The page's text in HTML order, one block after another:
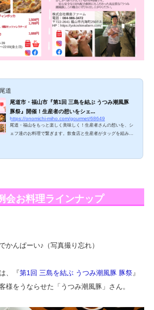
道
尾道市・福山市『第1回 三島を結ぶ うつみ潮風豚
豚祭』開催！生産者の想いをシェ...
https://onomichi-miho.com/gourmet/68649
尾道・福山をもっと楽しく美味しく！生産者さんの想いを、シ
ェフ達のお料理で繋ぎます。飲食店と生産者がタッグを組み、
つみ潮風豚 豚祭 2022年「第1回 三島を結ぶ うつみ潮風豚 豚
会お料理ラインナップ
かんぱーい♪（写真撮り忘れ）
、『第1回 三島を結ぶ うつみ潮風豚 豚祭』
様をうならせた「うつみ潮風豚」さん。